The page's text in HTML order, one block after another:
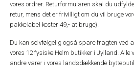
vores ordrer. Returformularen skal du
retur, mens det er frivilligt om du vil bruge
pakkelabel koster 49,- at bruge).
Du kan selvfølgelig også spare fragten ved
vores 12 fysiske Helm butikker i Jylland. Alle
andre varer i vores landsdækkende